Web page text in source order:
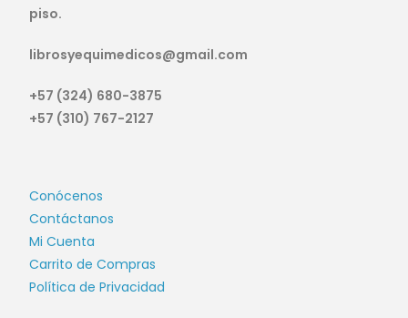
piso.
librosyequimedicos@gmail.com
+57 (324) 680-3875
+57 (310) 767-2127
Conócenos
Contáctanos
Mi Cuenta
Carrito de Compras
Política de Privacidad